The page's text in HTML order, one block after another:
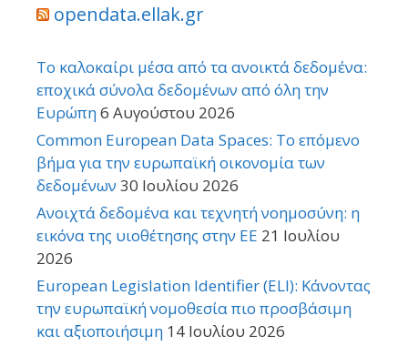
opendata.ellak.gr
Το καλοκαίρι μέσα από τα ανοικτά δεδομένα:
εποχικά σύνολα δεδομένων από όλη την
Ευρώπη6 Αυγούστου 2026
Common European Data Spaces: Το επόμενο
βήμα για την ευρωπαϊκή οικονομία των
δεδομένων 30 Ιουλίου 2026
Ανοιχτά δεδομένα και τεχνητή νοημοσύνη: η
εικόνα της υιοθέτησης στην ΕΕ 21 Ιουλίου
2026
European Legislation Identifier (ELI): Κάνοντας
την ευρωπαϊκή νομοθεσία πιο προσβάσιμη
και αξιοποιήσιμη 14 Ιουλίου 2026